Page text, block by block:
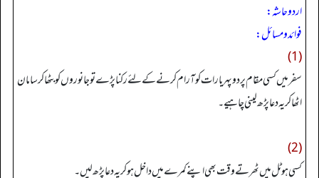
اردو حاشہ:
فوائد و مسائل:
(1)
سفر میں کسی مقام پر دوپہر یا رات کو آرام کرنے کےلئے رکنا پڑے تو جانوروں کو بٹھا کر سامان
اٹھا کر یہ دعا پڑھ لینی چاہیے۔
(2)
کسی ہوٹل میں ٹھرتے وقت بھی اپنے کمرے میں داخل ہوکر یہ دعا پڑھ لیں۔